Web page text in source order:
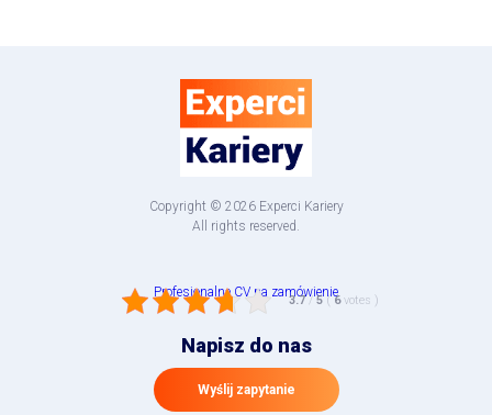
Copyright © 2026 Experci Kariery
All rights reserved.
Profesjonalne CV na zamówienie
3.7 / 5 ( 6 votes )
Napisz do nas
Wyślij zapytanie